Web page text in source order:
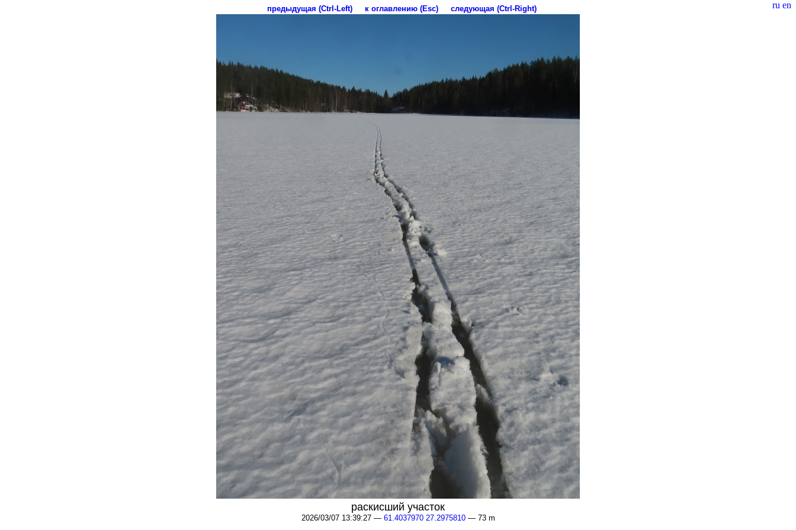
ru en
предыдущая (Ctrl-Left) к оглавлению (Esc) следующая (Ctrl-Right)
раскисший участок
2026/03/07 13:39:27 — 61.4037970 27.2975810— 73 m